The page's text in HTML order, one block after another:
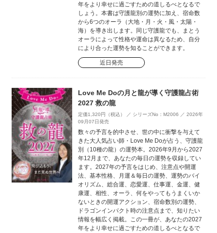
年をより幸せに過ごすための道しるべとなるで
しょう。本書は守護龍別の運勢に加え、宿命数
から6つのオーラ（大地・月・火・風・太陽・
海）を導き出します。同じ守護龍でも、まとう
オーラによって性格や運命は異なるため、自分
により合った運勢を知ることができます。
近日発売
Love Me Doの月と龍が導く守護龍占術
2027 救の龍
定価1,320円（税込） ／ シリーズNo：M2006 ／ 2026年
09月07日発売
数々の予言を的中させ、世の中に衝撃を与えて
きた大人気占い師・Love Me Doが占う、守護龍
別（10種の龍）の運勢本。2026年9月から2027
年12月まで、あなたの毎日の運勢を収録してい
ます。2027年の予言をはじめ、注意点や開運
法、基本性格、月運＆毎日の運勢、運勢のバイ
オリズム、総合運、恋愛運、仕事運、金運、健
康運、相性、オーラ、何をやってもうまくいか
ないときの開運アクション、宿命数別の運勢、
ドラゴンインパクト時の注意点まで、知りたい
情報を幅広く掲載。この一冊が、あなたの2027
年をより幸せに過ごすための道しるべとなるで